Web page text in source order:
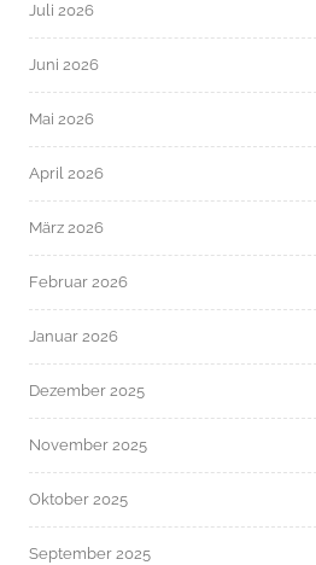
Juli 2026
Juni 2026
Mai 2026
April 2026
März 2026
Februar 2026
Januar 2026
Dezember 2025
November 2025
Oktober 2025
September 2025